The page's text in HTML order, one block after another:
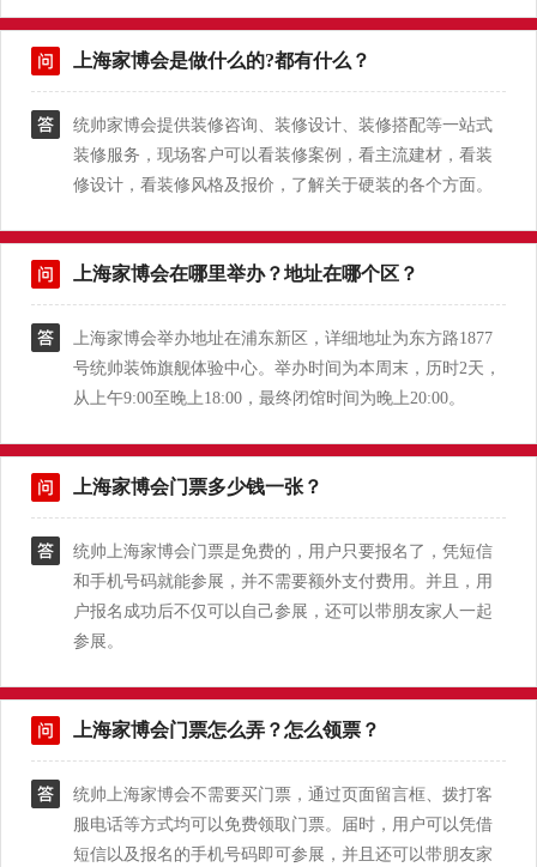
上海家博会是做什么的?都有什么？
统帅家博会提供装修咨询、装修设计、装修搭配等一站式
装修服务，现场客户可以看装修案例，看主流建材，看装
修设计，看装修风格及报价，了解关于硬装的各个方面。
上海家博会在哪里举办？地址在哪个区？
上海家博会举办地址在浦东新区，详细地址为东方路1877
号统帅装饰旗舰体验中心。举办时间为本周末，历时2天，
从上午9:00至晚上18:00，最终闭馆时间为晚上20:00。
上海家博会门票多少钱一张？
统帅上海家博会门票是免费的，用户只要报名了，凭短信
和手机号码就能参展，并不需要额外支付费用。并且，用
户报名成功后不仅可以自己参展，还可以带朋友家人一起
参展。
上海家博会门票怎么弄？怎么领票？
统帅上海家博会不需要买门票，通过页面留言框、拨打客
服电话等方式均可以免费领取门票。届时，用户可以凭借
短信以及报名的手机号码即可参展，并且还可以带朋友家